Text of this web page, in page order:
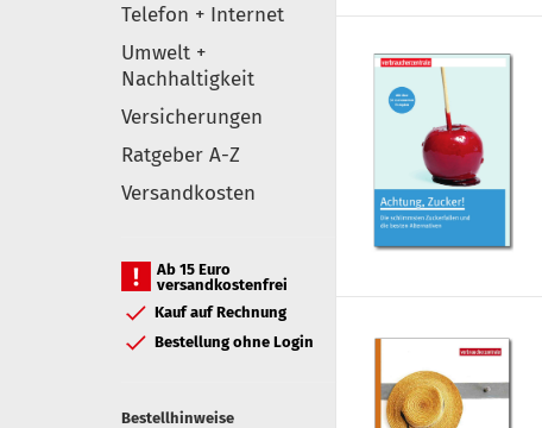
Telefon + Internet
Umwelt +
Nachhaltigkeit
Versicherungen
Ratgeber A-Z
Versandkosten
Ab 15 Euro
versandkostenfrei
Kauf auf Rechnung
Bestellung ohne Login
Bestellhinweise